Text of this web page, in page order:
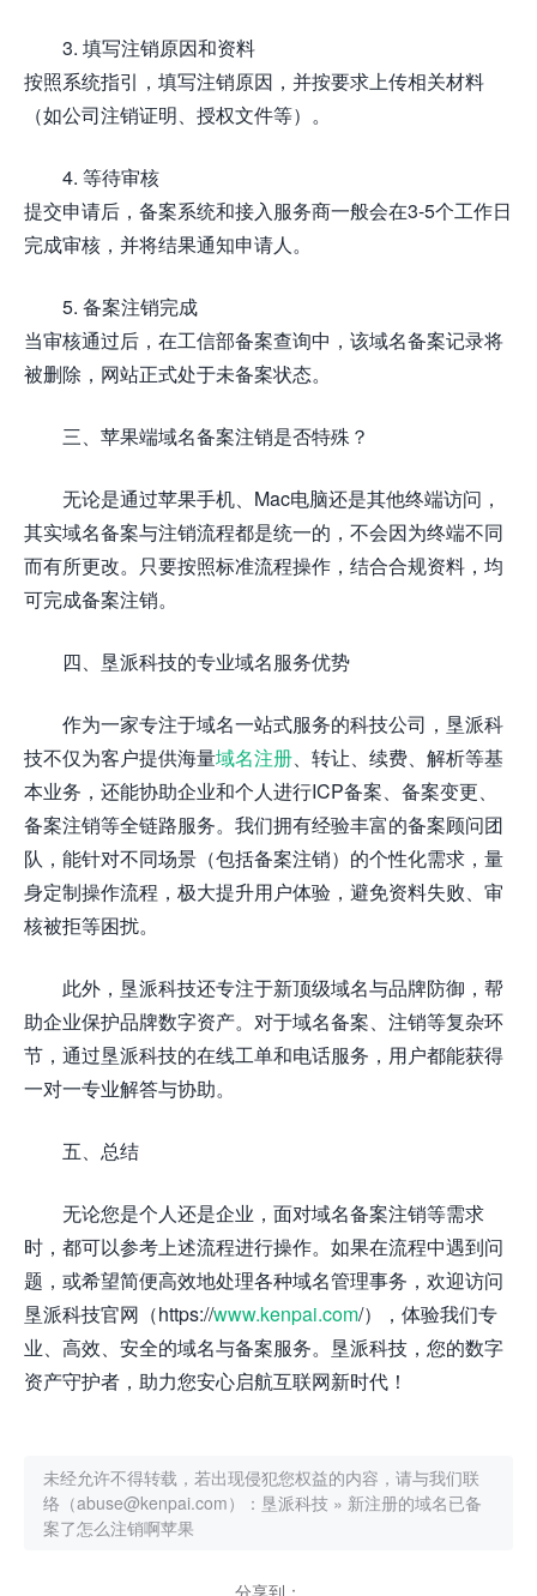
3. 填写注销原因和资料
按照系统指引，填写注销原因，并按要求上传相关材料
（如公司注销证明、授权文件等）。
4. 等待审核
提交申请后，备案系统和接入服务商一般会在3-5个工作日
完成审核，并将结果通知申请人。
5. 备案注销完成
当审核通过后，在工信部备案查询中，该域名备案记录将
被删除，网站正式处于未备案状态。
三、苹果端域名备案注销是否特殊？
无论是通过苹果手机、Mac电脑还是其他终端访问，
其实域名备案与注销流程都是统一的，不会因为终端不同
而有所更改。只要按照标准流程操作，结合合规资料，均
可完成备案注销。
四、垦派科技的专业域名服务优势
作为一家专注于域名一站式服务的科技公司，垦派科
技不仅为客户提供海量域名注册、转让、续费、解析等基
本业务，还能协助企业和个人进行ICP备案、备案变更、
备案注销等全链路服务。我们拥有经验丰富的备案顾问团
队，能针对不同场景（包括备案注销）的个性化需求，量
身定制操作流程，极大提升用户体验，避免资料失败、审
核被拒等困扰。
此外，垦派科技还专注于新顶级域名与品牌防御，帮
助企业保护品牌数字资产。对于域名备案、注销等复杂环
节，通过垦派科技的在线工单和电话服务，用户都能获得
一对一专业解答与协助。
五、总结
无论您是个人还是企业，面对域名备案注销等需求
时，都可以参考上述流程进行操作。如果在流程中遇到问
题，或希望简便高效地处理各种域名管理事务，欢迎访问
垦派科技官网（https://www.kenpai.com/），体验我们专
业、高效、安全的域名与备案服务。垦派科技，您的数字
资产守护者，助力您安心启航互联网新时代！
未经允许不得转载，若出现侵犯您权益的内容，请与我们联
络（abuse@kenpai.com）： 垦派科技 » 新注册的域名已备
案了怎么注销啊苹果
分享到：